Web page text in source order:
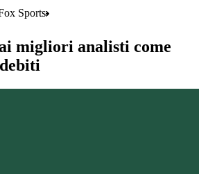
Sports
migliori analisti come